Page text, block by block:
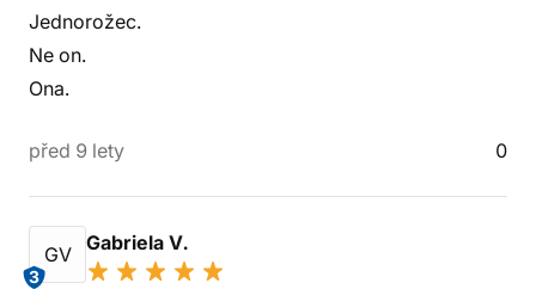
Jednorožec.
Ne on.
Ona.
před 9 lety 0
GV
3
Gabriela V.